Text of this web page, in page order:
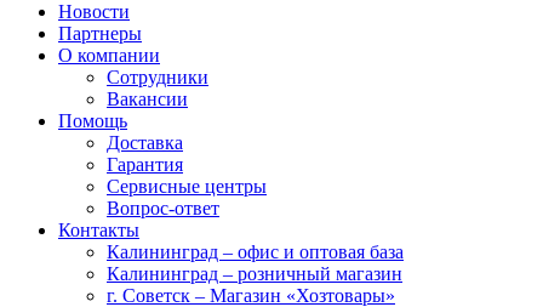
Новости
Партнеры
О компании
Сотрудники
Вакансии
Помощь
Доставка
Гарантия
Сервисные центры
Вопрос-ответ
Контакты
Калининград – офис и оптовая база
Калининград – розничный магазин
г. Советск – Магазин «Хозтовары»